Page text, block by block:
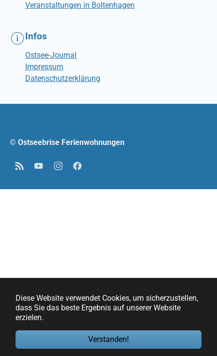
Diese Website verwendet Cookies, um sicherzustellen,
dass Sie das beste Ergebnis auf unserer Website
erzielen.
Verstanden!
Veranstaltungen in Boltenhagen
Infos
Ostsee-Journal
Impressum
Datenschutzerklärung
© Ostseebrise Ferienwohnungen
RSS YouTubeInstagramFacebook